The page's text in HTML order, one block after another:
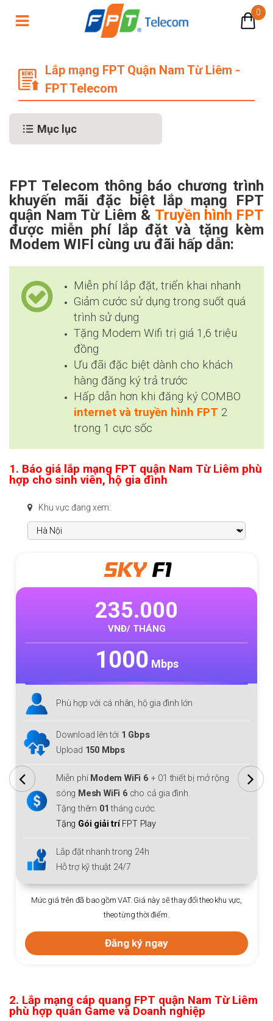
0
Lắp mạng FPT Quận Nam Từ Liêm -
FPT Telecom
Mục lục
FPT Telecom thông báo chương trình
khuyến mãi đặc biệt lắp mạng FPT
quận Nam Từ Liêm & Truyền hình FPT
được miễn phí lắp đặt và tặng kèm
Modem WIFI cùng ưu đãi hấp dẫn:
Miễn phí lắp đặt, triển khai nhanh
Giảm cước sử dụng trong suốt quá
trình sử dụng
Tặng Modem Wifi trị giá 1,6 triệu
đồng
Ưu đãi đặc biệt dành cho khách
hàng đăng ký trả trước
Hấp dẫn hơn khi đăng ký COMBO
internet và truyền hình FPT 2
trong 1 cực sốc
1. Báo giá lắp mạng FPT quận Nam Từ Liêm phù
hợp cho sinh viên, hộ gia đình
Khu vực đang xem:
SKYF1
235.000
VNĐ/ THÁNG
1000 Mbps
Phù hợp với cá nhân, hộ gia đình lớn
Download lên tới 1 Gbps
Upload 150 Mbps
Miễn phí Modem WiFi 6 + 01 thiết bị mở rộng
sóng Mesh WiFi 6 cho cả gia đình.
Tặng thêm 01tháng cước.
Tặng Gói giải tríFPT Play
Lắp đặt nhanh trong 24h
Hỗ trợ kỹ thuật 24/7
Mức giá trên đã bao gồm VAT. Giá này sẽ thay đổi theo khu vực,
theo từng thời điểm.
Đăng ký ngay
2. Lắp mạng cáp quang FPT quận Nam Từ Liêm
phù hợp quán Game và Doanh nghiệp